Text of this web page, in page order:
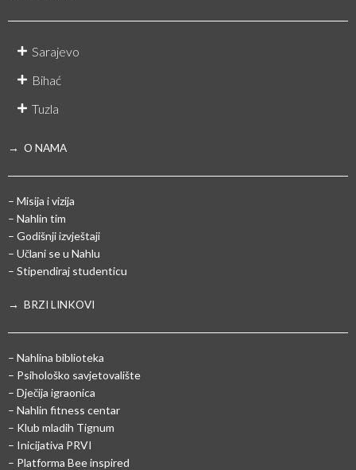
Sarajevo
Bihać
Tuzla
→ O NAMA
– Misija i vizija
– Nahlin tim
– Godišnji izvještaji
– Učlani se u Nahlu
– Stipendiraj studenticu
→ BRZI LINKOVI
– Nahlina biblioteka
– Psihološko savjetovalište
– Dječija igraonica
– Nahlin fitness centar
– Klub mladih Tignum
– Inicijativa PRVI
– Platforma Bee inspired